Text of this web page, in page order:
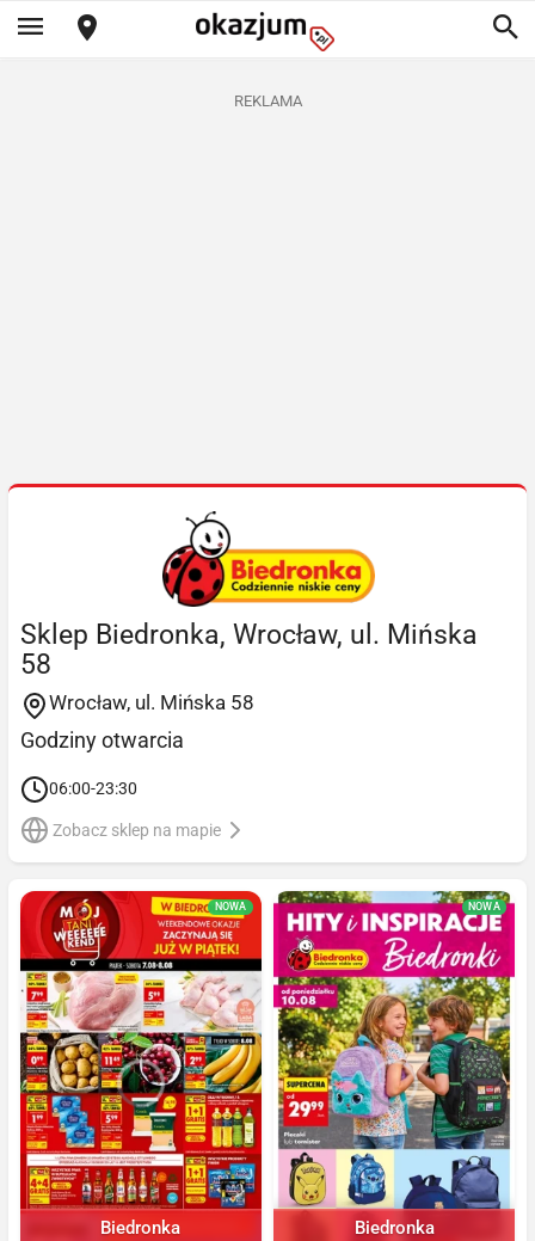
REKLAMA
Sklep Biedronka, Wrocław, ul. Mińska
58
Wrocław, ul. Mińska 58
Godziny otwarcia
06:00-23:30
Zobacz sklep na mapie
NOWA
Biedronka
NOWA
Biedronka